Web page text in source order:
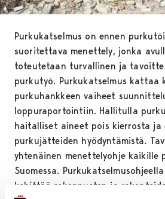
Purkukatselmus on ennen
suoritettava menettely, jonka
toteutetaan turvallinen ja
purkutyö. Purkukatselmus kattaa
purkuhankkeen vaiheet
loppuraportointiin. Hallitulla
haitalliset aineet pois kierrosta ja
purkujätteiden hyödyntämistä.
yhtenäinen menettelyohje kaikille
Suomessa.
kehittää rakennusten ja